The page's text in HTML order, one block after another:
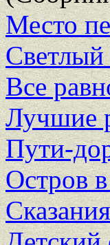
Место
Светлый
Все
Лучшие
Пути-
Остров